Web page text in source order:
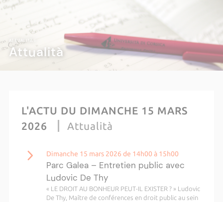
ATTUALITÀ |
Attualità
L'ACTU DU DIMANCHE 15 MARS
2026
Attualità
Dimanche 15 mars 2026 de 14h00 à 15h00
Parc Galea – Entretien public avec
Ludovic De Thy
« LE DROIT AU BONHEUR PEUT-IL EXISTER ? » Ludovic
De Thy, Maître de conférences en droit public au sein